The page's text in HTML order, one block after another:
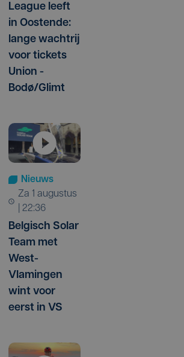
League leeft
in Oostende:
lange wachtrij
voor tickets
Union -
Bodø/Glimt
Nieuws
za 1 augustus
| 22:36
Belgisch Solar
Team met
West-
Vlamingen
wint voor
eerst in VS